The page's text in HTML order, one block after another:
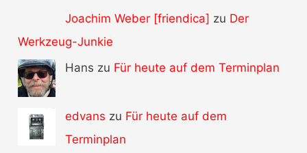
Joachim Weber [friendica] zu Der
Werkzeug-Junkie
Hans zu Für heute auf dem Terminplan
edvans zu Für heute auf dem
Terminplan